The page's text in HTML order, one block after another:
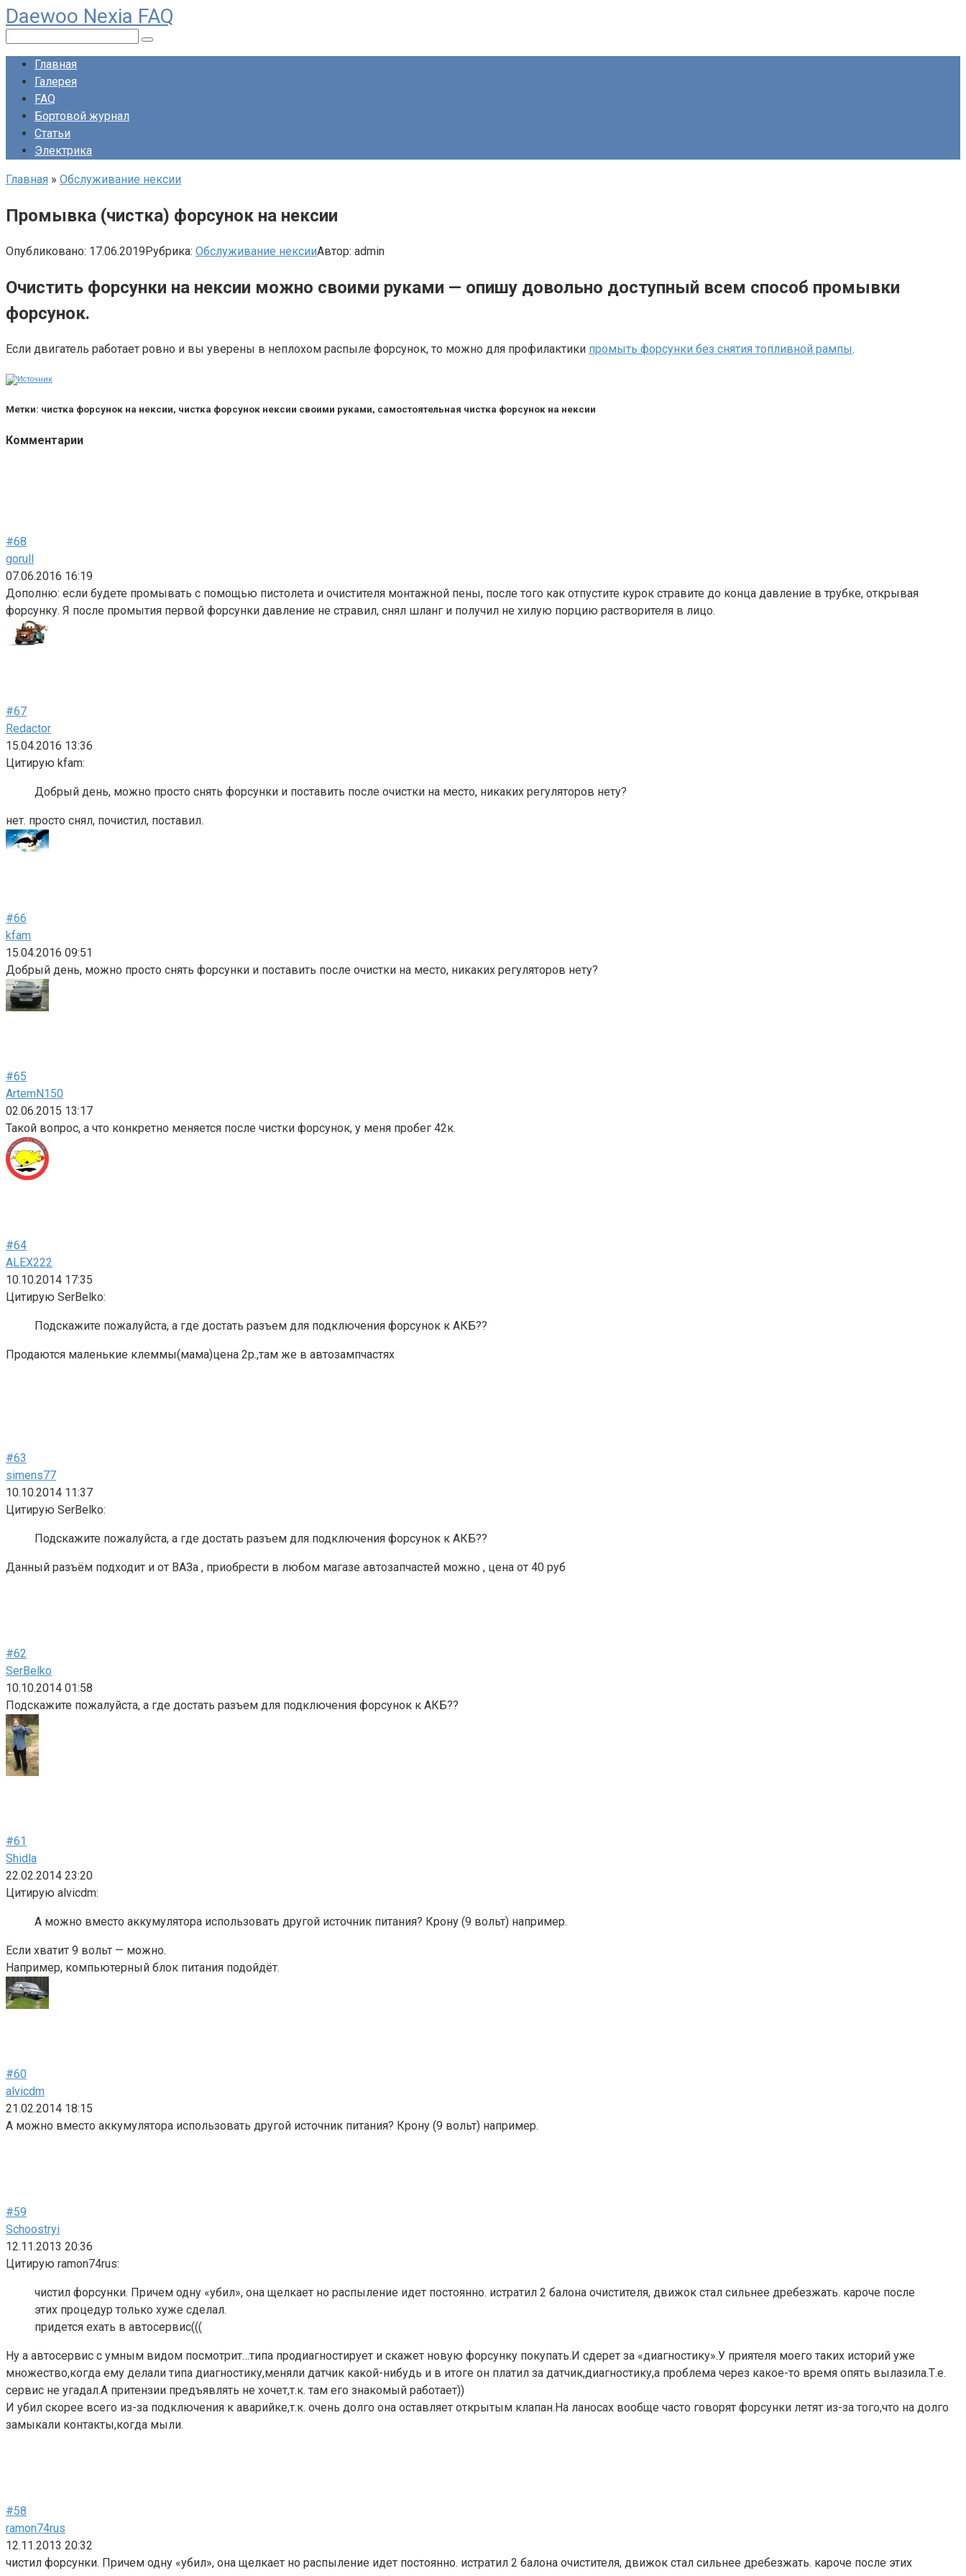
Перейти
к
контенту
Daewoo Nexia FAQ
Главная
Галерея
FAQ
Бортовой журнал
Статьи
Электрика
Главная » Обслуживание нексии
Промывка (чистка) форсунок на нексии
Опубликовано: 17.06.2019Рубрика: Обслуживание нексииАвтор: admin
Очистить форсунки на нексии можно своими руками — опишу довольно доступный всем способ промывки
форсунок.
Если двигатель работает ровно и вы уверены в неплохом распыле форсунок, то можно для профилактики промыть форсунки без снятия топливной рампы.
Метки: чистка форсунок на нексии, чистка форсунок нексии своими руками, самостоятельная чистка форсунок на нексии
Комментарии
#68
gorull
07.06.2016 16:19
Дополню: если будете промывать с помощью пистолета и очистителя монтажной пены, после того как отпустите курок стравите до конца давление в трубке, открывая
форсунку. Я после промытия первой форсунки давление не стравил, снял шланг и получил не хилую порцию растворителя в лицо.
#67
Redactor
15.04.2016 13:36
Цитирую kfam:
Добрый день, можно просто снять форсунки и поставить после очистки на место, никаких регуляторов нету?
нет. просто снял, почистил, поставил.
#66
kfam
15.04.2016 09:51
Добрый день, можно просто снять форсунки и поставить после очистки на место, никаких регуляторов нету?
#65
ArtemN150
02.06.2015 13:17
Такой вопрос, а что конкретно меняется после чистки форсунок, у меня пробег 42к.
#64
ALEX222
10.10.2014 17:35
Цитирую SerBelko:
Подскажите пожалуйста, а где достать разъем для подключения форсунок к АКБ??
Продаются маленькие клеммы(мама)цена 2р.,там же в автозампчастях
#63
simens77
10.10.2014 11:37
Цитирую SerBelko:
Подскажите пожалуйста, а где достать разъем для подключения форсунок к АКБ??
Данный разъём подходит и от ВАЗа , приобрести в любом магазе автозапчастей можно , цена от 40 руб
#62
SerBelko
10.10.2014 01:58
Подскажите пожалуйста, а где достать разъем для подключения форсунок к АКБ??
#61
Shidla
22.02.2014 23:20
Цитирую alvicdm:
А можно вместо аккумулятора использовать другой источник питания? Крону (9 вольт) например.
Если хватит 9 вольт — можно.
Например, компьютерный блок питания подойдёт.
#60
alvicdm
21.02.2014 18:15
А можно вместо аккумулятора использовать другой источник питания? Крону (9 вольт) например.
#59
Schoostryi
12.11.2013 20:36
Цитирую ramon74rus:
чистил форсунки. Причем одну «убил», она щелкает но распыление идет постоянно. истратил 2 балона очистителя, движок стал сильнее дребезжать. кароче после
этих процедур только хуже сделал.
придется ехать в автосервис(((
Ну а автосервис с умным видом посмотрит…типа продиагностирует и скажет новую форсунку покупать.И сдерет за «диагностику».У приятеля моего таких историй уже
множество,когда ему делали типа диагностику,меняли датчик какой-нибудь и в итоге он платил за датчик,диагностику,а проблема через какое-то время опять вылазила.Т.е.
сервис не угадал.А притензии предъявлять не хочет,т.к. там его знакомый работает))
И убил скорее всего из-за подключения к аварийке,т.к. очень долго она оставляет открытым клапан.На ланосах вообще часто говорят форсунки летят из-за того,что на долго
замыкали контакты,когда мыли.
#58
ramon74rus
12.11.2013 20:32
чистил форсунки. Причем одну «убил», она щелкает но распыление идет постоянно. истратил 2 балона очистителя, движок стал сильнее дребезжать. кароче после этих